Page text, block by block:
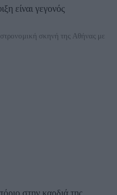
είναι γεγονός
σκηνή της Αθήνας με
στην καρδιά της